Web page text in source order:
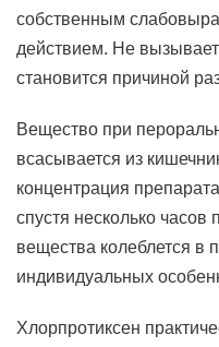
собственным
действием. Не
становится причиной
Вещество при
всасывается из
концентрация
спустя несколько
вещества колеблется в
индивидуальных
Хлорпротиксен